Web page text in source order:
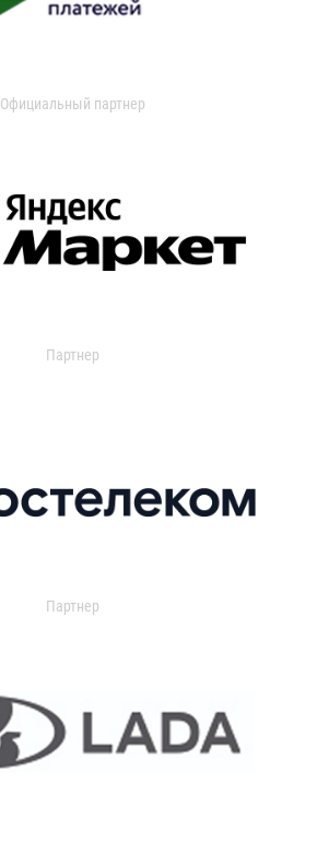
Официальный партнер
Партнер
Партнер